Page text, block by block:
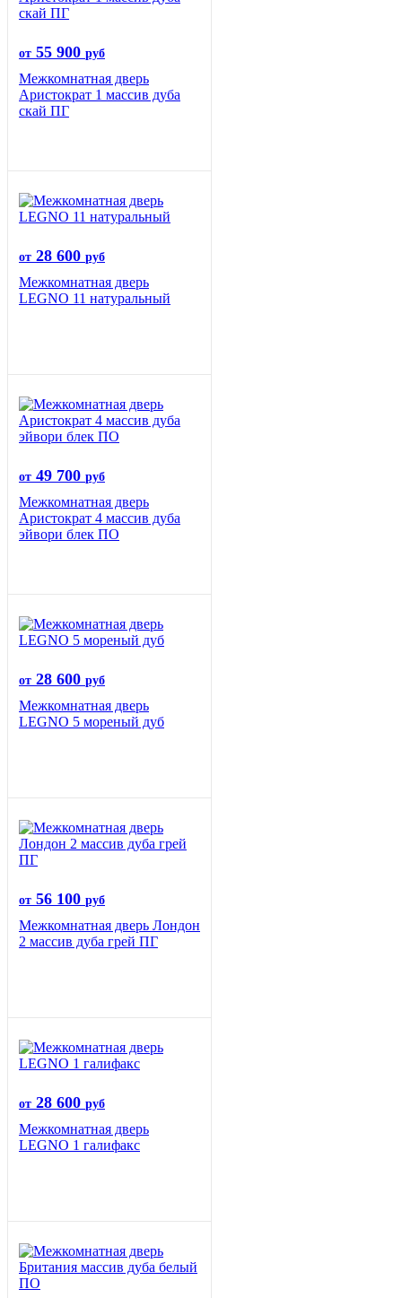
от 55 900 руб
Межкомнатная дверь
Аристократ 1 массив дуба
скай ПГ
от 28 600 руб
Межкомнатная дверь
LEGNO 11 натуральный
от 49 700 руб
Межкомнатная дверь
Аристократ 4 массив дуба
эйвори блек ПО
от 28 600 руб
Межкомнатная дверь
LEGNO 5 мореный дуб
от 56 100 руб
Межкомнатная дверь Лондон
2 массив дуба грей ПГ
от 28 600 руб
Межкомнатная дверь
LEGNO 1 галифакс